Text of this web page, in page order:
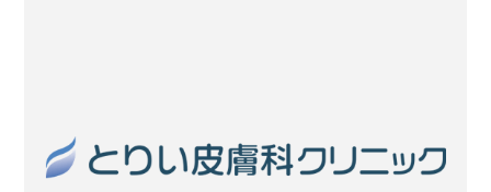
スタッフのブログ